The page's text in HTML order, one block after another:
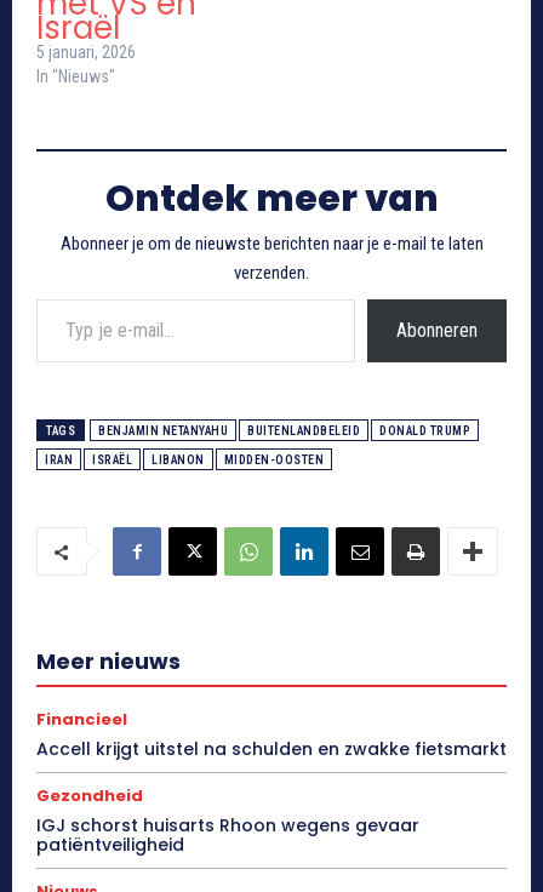
Israël
5 januari, 2026
In "Nieuws"
Ontdek meer van
Abonneer je om de nieuwste berichten naar je e-mail te laten
verzenden.
Typ je e-mail...
Abonneren
TAGS BENJAMIN NETANYAHU BUITENLANDBELEID DONALD TRUMP
IRAN ISRAËL LIBANON MIDDEN-OOSTEN
Meer nieuws
Financieel
Accell krijgt uitstel na schulden en zwakke fietsmarkt
Gezondheid
IGJ schorst huisarts Rhoon wegens gevaar
patiëntveiligheid